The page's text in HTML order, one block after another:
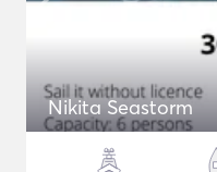
Nikita Seastorm